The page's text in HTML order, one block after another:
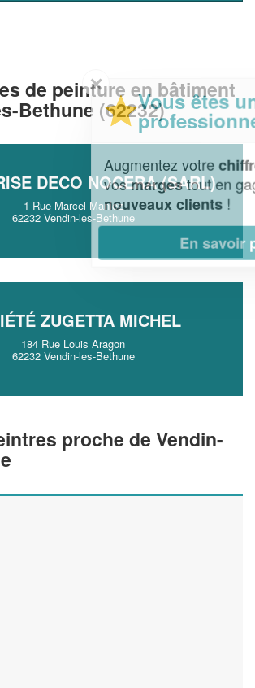
de peinture en bâtiment
Bethune (62232)
DECO NOCERA (SARL)
1 Rue Marcel Maniez
62232 Vendin-les-Bethune
ZUGETTA MICHEL
184 Rue Louis Aragon
62232 Vendin-les-Bethune
proche de Vendin-
Vous êtes un
professionnel ?
Augmentez votrechiffre d'affaireset
margestout en gagnant de
nouveaux clients!